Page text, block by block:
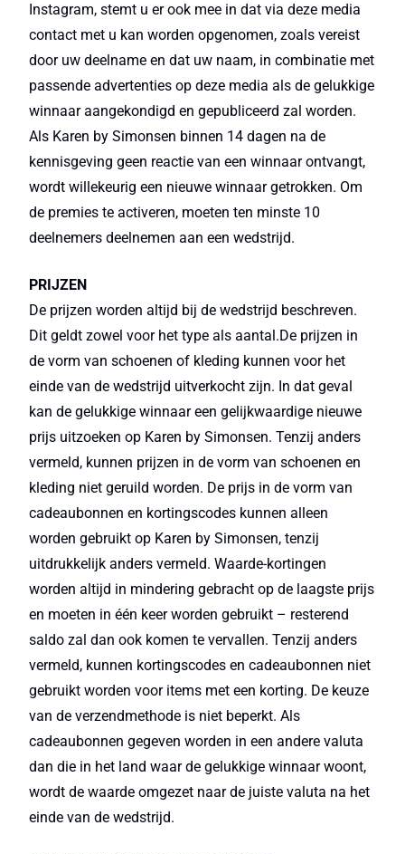
Instagram, stemt u er ook mee in dat via deze media
contact met u kan worden opgenomen, zoals vereist
door uw deelname en dat uw naam, in combinatie met
passende advertenties op deze media als de gelukkige
winnaar aangekondigd en gepubliceerd zal worden.
Als Karen by Simonsen binnen 14 dagen na de
kennisgeving geen reactie van een winnaar ontvangt,
wordt willekeurig een nieuwe winnaar getrokken. Om
de premies te activeren, moeten ten minste 10
deelnemers deelnemen aan een wedstrijd.
PRIJZEN
De prijzen worden altijd bij de wedstrijd beschreven.
Dit geldt zowel voor het type als aantal.De prijzen in
de vorm van schoenen of kleding kunnen voor het
einde van de wedstrijd uitverkocht zijn. In dat geval
kan de gelukkige winnaar een gelijkwaardige nieuwe
prijs uitzoeken op Karen by Simonsen. Tenzij anders
vermeld, kunnen prijzen in de vorm van schoenen en
kleding niet geruild worden. De prijs in de vorm van
cadeaubonnen en kortingscodes kunnen alleen
worden gebruikt op Karen by Simonsen, tenzij
uitdrukkelijk anders vermeld. Waarde-kortingen
worden altijd in mindering gebracht op de laagste prijs
en moeten in één keer worden gebruikt – resterend
saldo zal dan ook komen te vervallen. Tenzij anders
vermeld, kunnen kortingscodes en cadeaubonnen niet
gebruikt worden voor items met een korting. De keuze
van de verzendmethode is niet beperkt. Als
cadeaubonnen gegeven worden in een andere valuta
dan die in het land waar de gelukkige winnaar woont,
wordt de waarde omgezet naar de juiste valuta na het
einde van de wedstrijd.